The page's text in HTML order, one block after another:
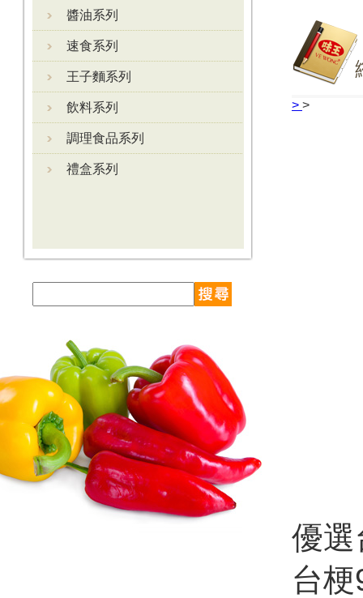
醬油系列
速食系列
王子麵系列
飲料系列
調理食品系列
禮盒系列
> >
優選
台